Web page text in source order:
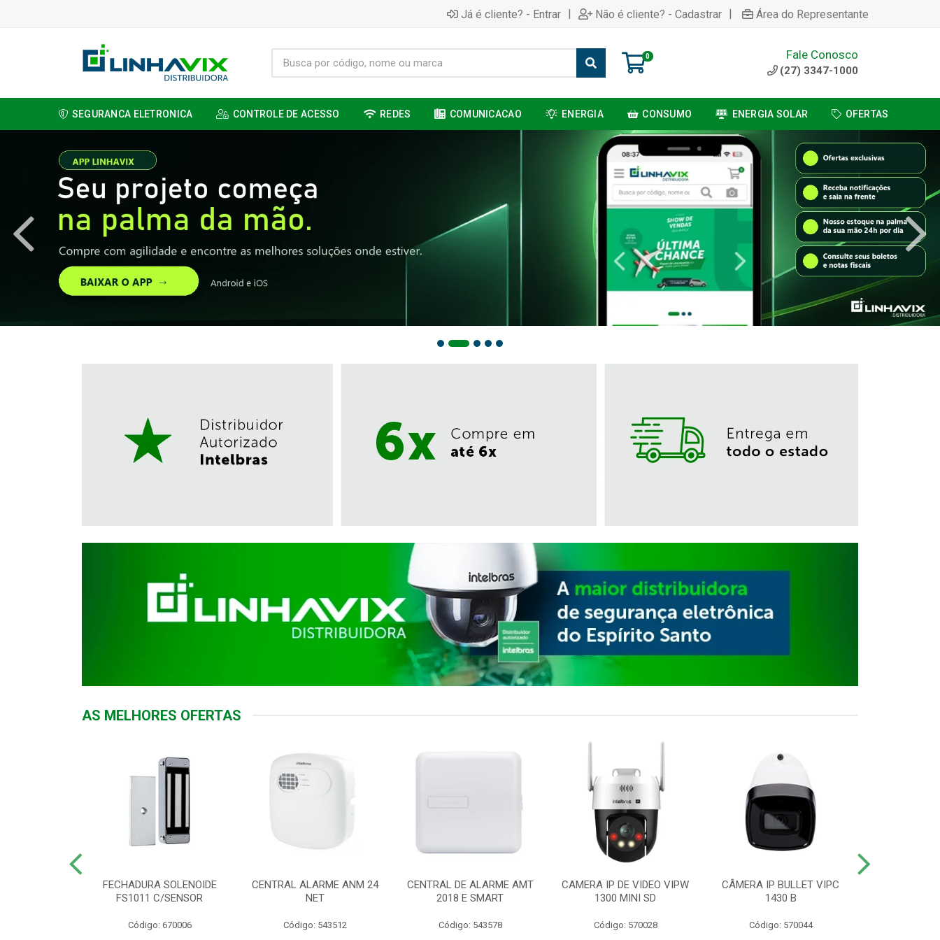
Já é cliente? - Entrar | Não é cliente? - Cadastrar | Área do Representante
0 Fale Conosco
(27) 3347-1000
SEGURANCA ELETRONICA CONTROLE DE ACESSO REDES COMUNICACAO ENERGIA CONSUMO ENERGIA SOLAR OFERTAS
AS MELHORES OFERTAS
FECHADURA SOLENOIDE
FS1011 C/SENSOR
Código: 670006
CENTRAL ALARME ANM 24
NET
Código: 543512
CENTRAL DE ALARME AMT
2018 E SMART
Código: 543578
CAMERA IP DE VIDEO VIPW
1300 MINI SD
Código: 570028
CÂMERA IP BULLET VIPC
1430 B
Código: 570044